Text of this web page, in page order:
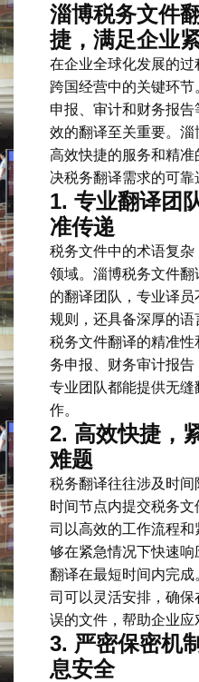
淄博税务文件
捷，满足企业
在企业全球化发展的
跨国经营中的关键环
申报、审计和财务报
效的翻译至关重要。
高效快捷的服务和精
决税务翻译需求的可靠
1. 专业翻译团
准传递
税务文件中的术语复
领域。淄博税务文件
的翻译团队，专业译
规则，还具备深厚的
税务文件翻译的精准
务申报、财务审计报告
专业团队都能提供无
作。
2. 高效快捷，
难题
税务翻译往往涉及时
时间节点内提交税务
司以高效的工作流程
够在紧急情况下快速
翻译在最短时间内完
司可以灵活安排，确
误的文件，帮助企业应
3. 严密保密机
息安全